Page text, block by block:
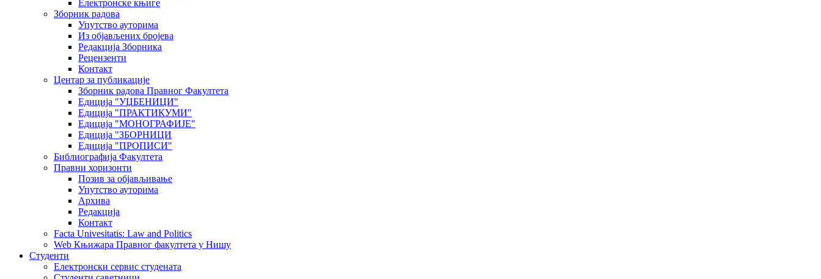
Електронске књиге
Зборник радова
Упутство ауторима
Из објављених бројева
Редакција Зборника
Рецензенти
Контакт
Центар за публикације
Зборник радова Правног Факултета
Едиција "УЏБЕНИЦИ"
Едиција "ПРАКТИКУМИ"
Едиција "МОНОГРАФИЈЕ"
Едиција "ЗБОРНИЦИ
Едиција "ПРОПИСИ"
Библиографија Факултета
Правни хоризонти
Позив за објављивање
Упутство ауторима
Архива
Редакција
Контакт
Facta Univesitatis: Law and Politics
Web Књижара Правног факултета у Нишу
Студенти
Електронски сервис студената